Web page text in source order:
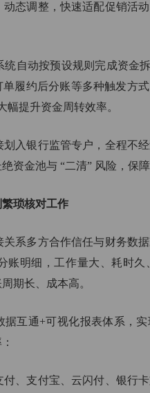
态调整，快速适配促销活
统自动按预设规则完成资金
履约后分账等多种触发方
幅提升资金周转效率。
划入银行监管专户，全程不
资金池与 “二清” 风险，保
琐核对工作
系多方合作信任与财务数
账明细，工作量大、耗时
期长、成本高。
互通+可视化报表体系，
付、支付宝、云闪付、银行